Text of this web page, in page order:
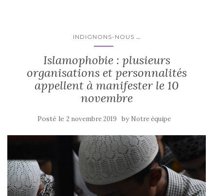
INDIGNONS-NOUS ...
Islamophobie : plusieurs
organisations et personnalités
appellent à manifester le 10
novembre
Posté le 2 novembre 2019 by Notre équipe